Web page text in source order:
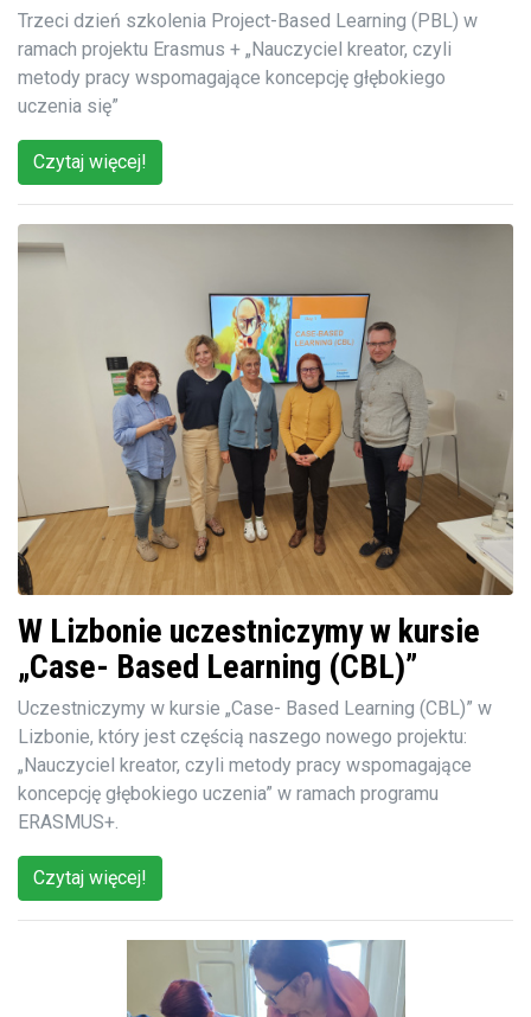
Trzeci dzień szkolenia Project-Based Learning (PBL) w
ramach projektu Erasmus + „Nauczyciel kreator, czyli
metody pracy wspomagające koncepcję głębokiego
uczenia się”
Czytaj więcej!
W Lizbonie uczestniczymy w kursie
„Case- Based Learning (CBL)”
Uczestniczymy w kursie „Case- Based Learning (CBL)” w
Lizbonie, który jest częścią naszego nowego projektu:
„Nauczyciel kreator, czyli metody pracy wspomagające
koncepcję głębokiego uczenia” w ramach programu
ERASMUS+.
Czytaj więcej!